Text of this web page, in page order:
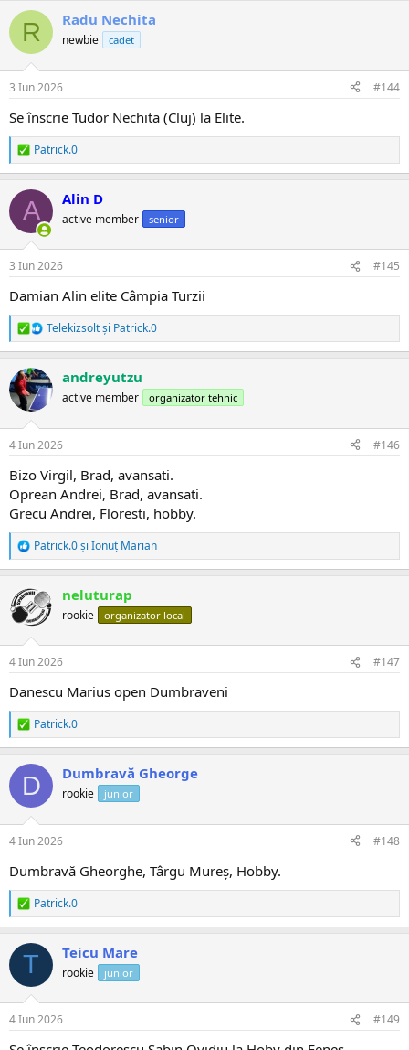
c
i
R Radu Nechita
newbie cadet
3 Iun 2026 #144
Se înscrie Tudor Nechita (Cluj) la Elite.
R
e
c
i
Patrick.0
A Alin D
active member senior
3 Iun 2026 #145
Damian Alin elite Câmpia Turzii
R
e
c
ț
i
Telekizsoltși Patrick.0
andreyutzu
active member organizator tehnic
4 Iun 2026 #146
Bizo Virgil, Brad, avansati.
Oprean Andrei, Brad, avansati.
Grecu Andrei, Floresti, hobby.
R
e
c
ț
i
Patrick.0și Ionuț Marian
neluturap
rookie organizator local
4 Iun 2026 #147
Danescu Marius open Dumbraveni
R
e
c
i
Patrick.0
D Dumbravă Gheorge
rookie junior
4 Iun 2026 #148
Dumbravă Gheorghe, Târgu Mureș, Hobby.
R
e
c
i
Patrick.0
T Teicu Mare
rookie junior
4 Iun 2026 #149